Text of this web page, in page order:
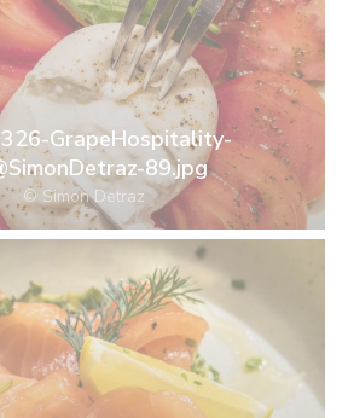
GrapeHospitality-
89.jpg
© Simon Detraz